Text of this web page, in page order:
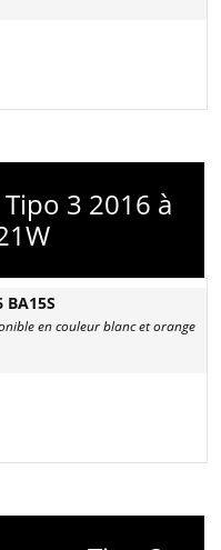
3 2016 à
en couleur blanc et orange